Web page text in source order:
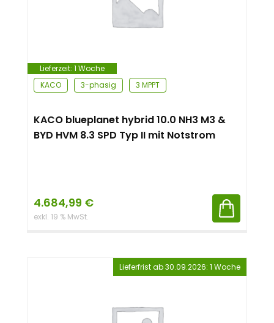
Lieferzeit: 1 Woche
KACO 3-phasig 3 MPPT
KACO blueplanet hybrid 10.0 NH3 M3 &
BYD HVM 8.3 SPD Typ II mit Notstrom
4.684,99 €
exkl. 19 % MwSt.
Lieferfrist ab 30.09.2026: 1 Woche